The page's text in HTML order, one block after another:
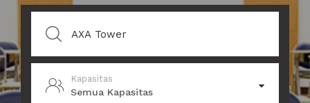
Kapasitas
Semua Kapasitas